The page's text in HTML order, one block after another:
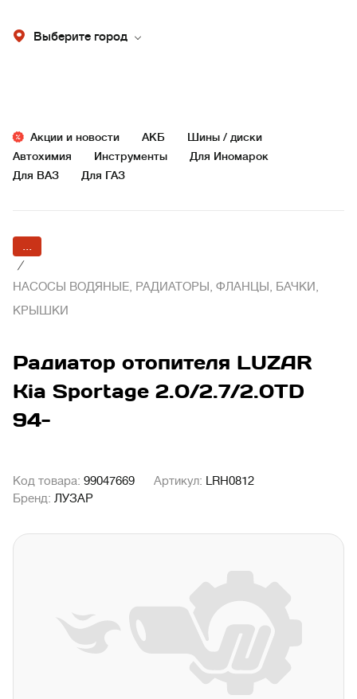
Выберите город
Акции и новости АКБ
Шины / диски
Автохимия
Инструменты
Для Иномарок
Для ВАЗ
Для ГАЗ
...
/
НАСОСЫ ВОДЯНЫЕ, РАДИАТОРЫ, ФЛАНЦЫ, БАЧКИ,
КРЫШКИ
Радиатор отопителя LUZAR
Kia Sportage 2.0/2.7/2.0TD
94-
Код товара: 99047669 Артикул: LRH0812
Бренд: ЛУЗАР